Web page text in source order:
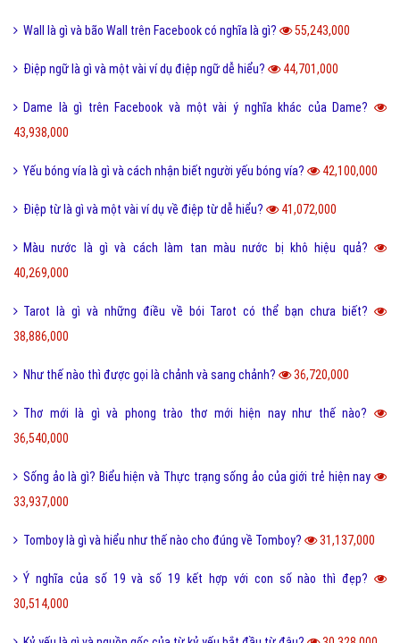
Wall là gì và bão Wall trên Facebook có nghĩa là gì? 55,243,000
Điệp ngữ là gì và một vài ví dụ điệp ngữ dễ hiểu? 44,701,000
Dame là gì trên Facebook và một vài ý nghĩa khác của Dame?
43,938,000
Yếu bóng vía là gì và cách nhận biết người yếu bóng vía? 42,100,000
Điệp từ là gì và một vài ví dụ về điệp từ dễ hiểu? 41,072,000
Màu nước là gì và cách làm tan màu nước bị khô hiệu quả?
40,269,000
Tarot là gì và những điều về bói Tarot có thể bạn chưa biết?
38,886,000
Như thế nào thì được gọi là chảnh và sang chảnh? 36,720,000
Thơ mới là gì và phong trào thơ mới hiện nay như thế nào?
36,540,000
Sống ảo là gì? Biểu hiện và Thực trạng sống ảo của giới trẻ hiện nay
33,937,000
Tomboy là gì và hiểu như thế nào cho đúng về Tomboy? 31,137,000
Ý nghĩa của số 19 và số 19 kết hợp với con số nào thì đẹp?
30,514,000